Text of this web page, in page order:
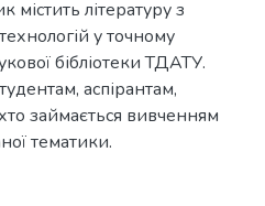
літературу з
у точному
бібліотеки ТДАТУ.
аспірантам,
займається вивченням
тематики.